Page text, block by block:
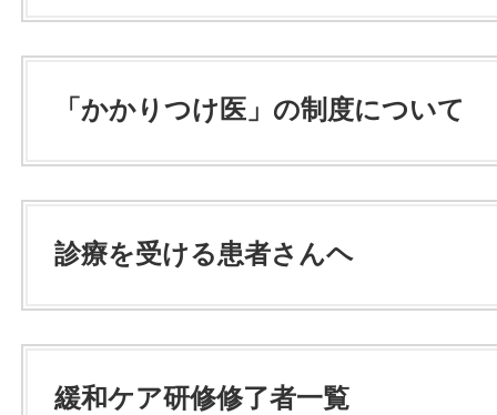
「かかりつけ医」の制度について
診療を受ける患者さんヘ
緩和ケア研修修了者一覧